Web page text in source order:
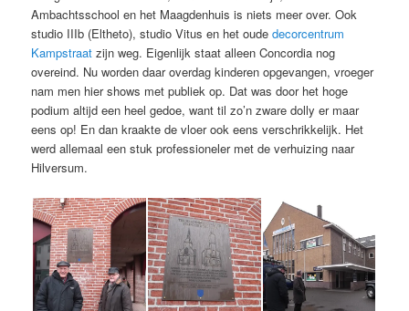
Ambachtsschool en het Maagdenhuis is niets meer over. Ook
studio IIIb (Eltheto), studio Vitus en het oudedecorcentrum
Kampstraat zijn weg. Eigenlijk staat alleen Concordia nog
overeind. Nu worden daar overdag kinderen opgevangen, vroeger
nam men hier shows met publiek op. Dat was door het hoge
podium altijd een heel gedoe, want til zo’n zware dolly er maar
eens op! En dan kraakte de vloer ook eens verschrikkelijk. Het
werd allemaal een stuk professioneler met de verhuizing naar
Hilversum.